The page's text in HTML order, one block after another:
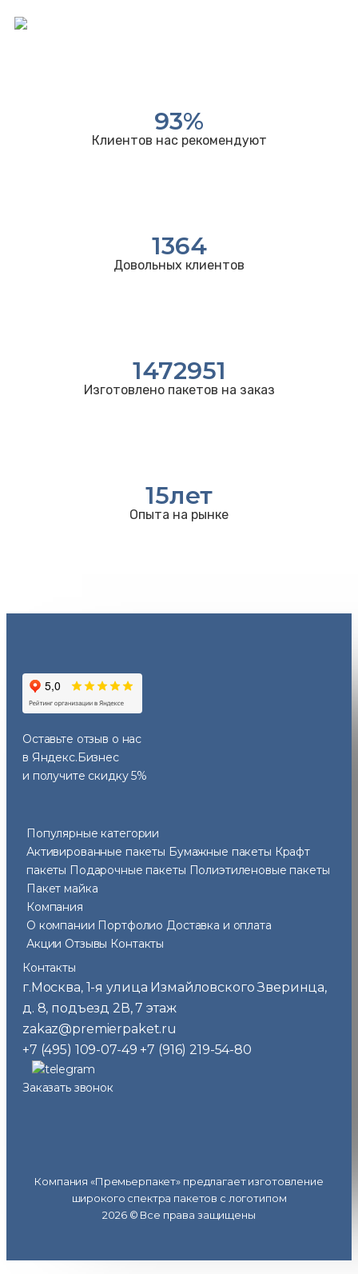
93%
Клиентов нас рекомендуют
1364
Довольных клиентов
1472951
Изготовлено пакетов на заказ
15лет
Опыта на рынке
Оставьте отзыв о нас
в Яндекс.Бизнес
и получите скидку 5%
Популярные категории
Активированные пакеты Бумажные пакеты Крафт
пакеты Подарочные пакеты Полиэтиленовые пакеты
Пакет майка
Компания
О компании Портфолио Доставка и оплата
Акции Отзывы Контакты
Контакты
г.Москва, 1-я улица Измайловского Зверинца,
д. 8, подъезд 2В, 7 этаж
zakaz@premierpaket.ru
+7 (495) 109-07-49 +7 (916) 219-54-80
Заказать звонок
Компания «Премьерпакет» предлагает изготовление
широкого спектра пакетов с логотипом
2026 © Все права защищены